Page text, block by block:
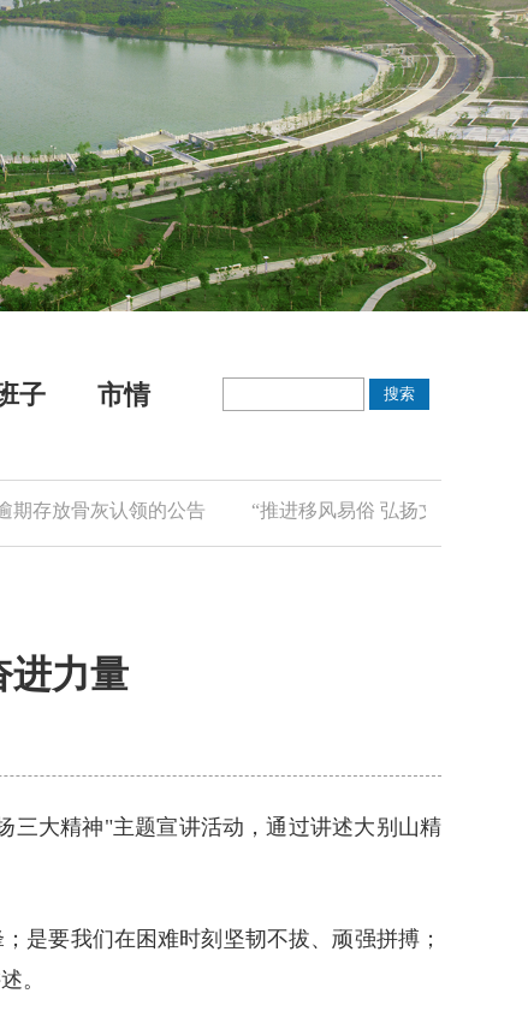
子 市情
存放骨灰认领的公告 “推进移风易俗 弘扬文明新风”倡议
进力量
三大精神"主题宣讲活动，通过讲述大别山精
是要我们在困难时刻坚韧不拔、顽强拼搏；
。